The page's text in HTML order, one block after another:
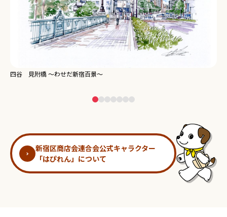
新宿区商店会連合会公式キャラクター
「はぴれん」について